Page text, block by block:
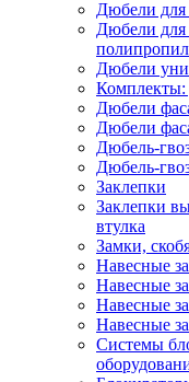
Дюбели для
Дюбели для
Дюбели
Дюбели
Дюбели
Дюбель-
Дюбель-
Заклепки
Заклепки
втулка
Замки,
Навесные
Навесные
Навесные
Навесные
Системы